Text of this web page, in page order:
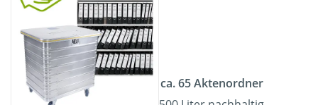
ca. 65 Aktenordner